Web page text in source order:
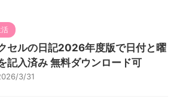
セルの日記2026年度版で日付と曜
記入済み 無料ダウンロード可
3/31